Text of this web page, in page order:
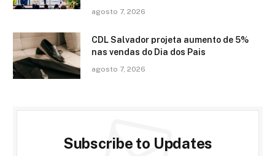
agosto 7, 2026
CDL Salvador projeta aumento de 5%
nas vendas do Dia dos Pais
agosto 7, 2026
Subscribe to Updates